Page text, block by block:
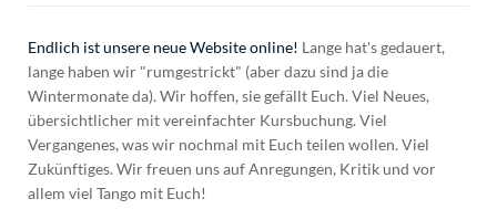
Endlich ist unsere neue Website online! Lange hat's gedauert,
lange haben wir "rumgestrickt" (aber dazu sind ja die
Wintermonate da). Wir hoffen, sie gefällt Euch. Viel Neues,
übersichtlicher mit vereinfachter Kursbuchung. Viel
Vergangenes, was wir nochmal mit Euch teilen wollen. Viel
Zukünftiges. Wir freuen uns auf Anregungen, Kritik und vor
allem viel Tango mit Euch!